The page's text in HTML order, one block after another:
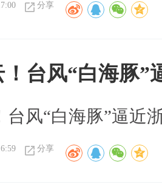
分享
台风“白海豚”
台风“白海豚”逼近
分享